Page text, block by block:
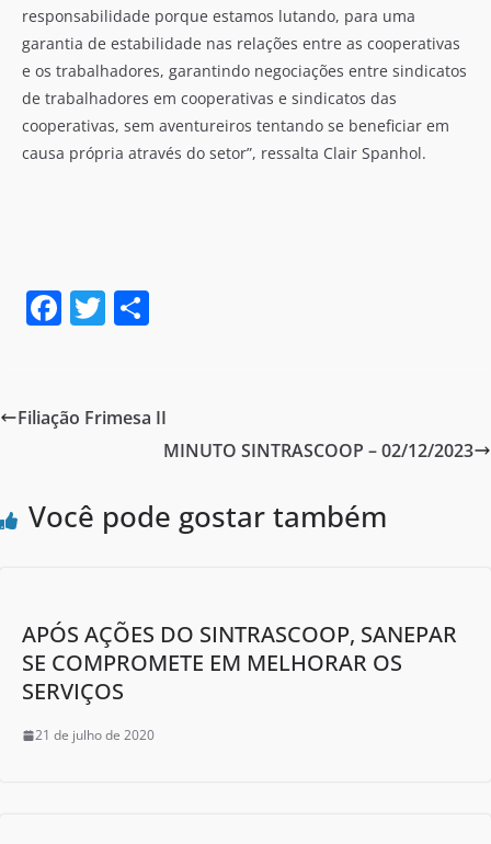
responsabilidade porque estamos lutando, para uma
garantia de estabilidade nas relações entre as cooperativas
e os trabalhadores, garantindo negociações entre sindicatos
de trabalhadores em cooperativas e sindicatos das
cooperativas, sem aventureiros tentando se beneficiar em
causa própria através do setor”, ressalta Clair Spanhol.
F
e
o
T
er e
Filiação Frimesa II
MINUTO SINTRASCOOP – 02/12/2023
Você pode gostar também
APÓS AÇÕES DO SINTRASCOOP, SANEPAR
SE COMPROMETE EM MELHORAR OS
SERVIÇOS
21 de julho de 2020